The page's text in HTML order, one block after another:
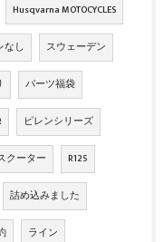
Husqvarna MOTOCYCLES
なし スウェーデン
パーツ福袋
ピレンシリーズ
クーター R125
詰め込みました
ライン